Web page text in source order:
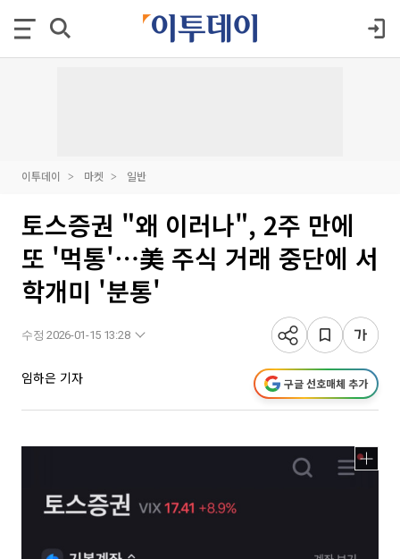
이투데이 마켓 일반
토스증권 "왜 이러나", 2주 만에
또 '먹통'⋯美 주식 거래 중단에 서
학개미 '분통'
수정 2026-01-15 13:28
임하은 기자 구글 선호매체 추가